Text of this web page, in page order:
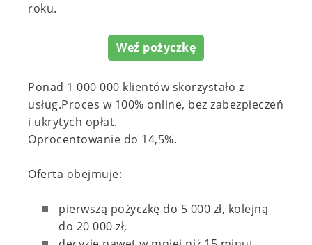
roku.
Weź pożyczkę
Ponad 1 000 000 klientów skorzystało z
usług.Proces w 100% online, bez zabezpieczeń
i ukrytych opłat.
Oprocentowanie do 14,5%.
Oferta obejmuje:
pierwszą pożyczkę do 5 000 zł, kolejną
do 20 000 zł,